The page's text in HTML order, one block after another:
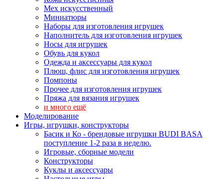
Мех искусственный
Миниатюры
Наборы для изготовления игрушек
Наполнитель для изготовления игрушек
Носы для игрушек
Обувь для кукол
Одежда и аксессуары для кукол
Плюш, флис для изготовления игрушек
Помпоны
Прочее для изготовления игрушек
Пряжа для вязания игрушек
и много ещё
Моделирование
Игры, игрушки, конструкторы
Басик и Ко - брендовые игрушки BUDI BASA
поступление 1-2 раза в неделю.
Игровые, сборные модели
Конструкторы
Куклы и аксессуары